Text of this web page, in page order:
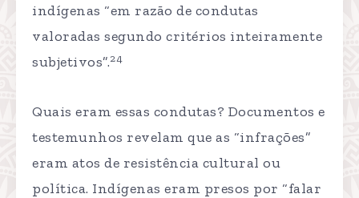
indígenas “em razão de condutas
valoradas segundo critérios inteiramente
subjetivos”.24
Quais eram essas condutas? Documentos e
testemunhos revelam que as “infrações”
eram atos de resistência cultural ou
política. Indígenas eram presos por “falar